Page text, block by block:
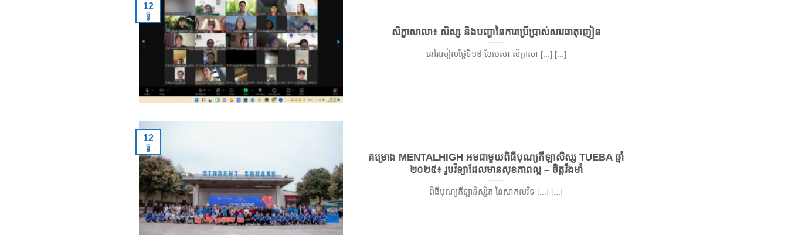
សិក្ខាសាលា៖ សិស្ស និងបញ្ហានៃការប្រើប្រាស់សារធាតុញៀន
នៅរសៀលថ្ងៃទី១៩ ខែមេសា សិក្ខាសា [...] [...]
12
ធ្នូ
គម្រោង MENTALHIGH អមជាមួយពិធីបុណ្យកីឡាសិស្ស TUEBA ឆ្នាំ
២០២៥៖ រូបវិទ្យាដែលមានសុខភាពល្អ – ចិត្តរឹងមាំ
ពិធីបុណ្យកីឡានិស្សិត នៃសាកលវិទ [...] [...]
12
ធ្នូ